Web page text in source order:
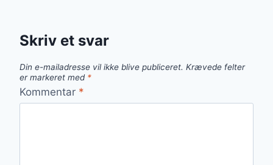
Skriv et svar
Din e-mailadresse vil ikke blive publiceret. Krævede felter
er markeret med *
Kommentar *